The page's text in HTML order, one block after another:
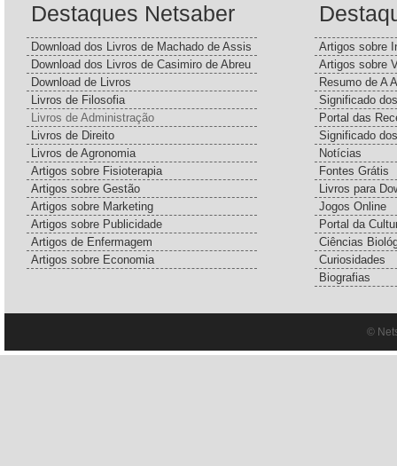
Destaques Netsaber
Download dos Livros de Machado de Assis
Download dos Livros de Casimiro de Abreu
Download de Livros
Livros de Filosofia
Livros de Administração
Livros de Direito
Livros de Agronomia
Artigos sobre Fisioterapia
Artigos sobre Gestão
Artigos sobre Marketing
Artigos sobre Publicidade
Artigos de Enfermagem
Artigos sobre Economia
Artigos sobre
Artigos sobre
Resumo de A
Significado
Portal das
Significado
Notícias
Fontes Grátis
Livros para
Jogos Online
Portal da
Ciências
Curiosidades
Biografias
©